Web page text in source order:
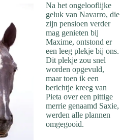
Na het ongelooflijke
geluk van Navarro, die
zijn pensioen verder
mag genieten bij
Maxime, ontstond er
een leeg plekje bij ons.
Dit plekje zou snel
worden opgevuld,
maar toen ik een
berichtje kreeg van
Pieta over een pittige
merrie genaamd Saxie,
werden alle plannen
omgegooid.